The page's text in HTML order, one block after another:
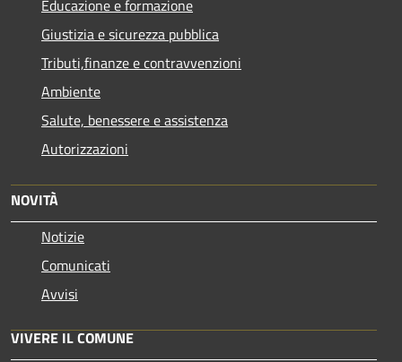
Educazione e formazione
Giustizia e sicurezza pubblica
Tributi,finanze e contravvenzioni
Ambiente
Salute, benessere e assistenza
Autorizzazioni
NOVITÀ
Notizie
Comunicati
Avvisi
VIVERE IL COMUNE